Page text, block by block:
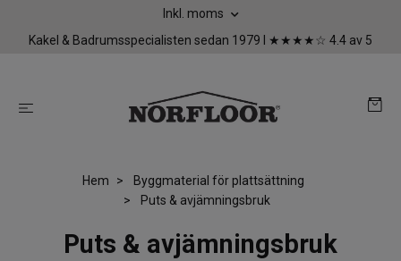
Inkl. moms
Kakel & Badrumsspecialisten sedan 1979 I ★★★★☆ 4.4 av 5
Hem
Byggmaterial för plattsättning
Puts & avjämningsbruk
Puts & avjämningsbruk